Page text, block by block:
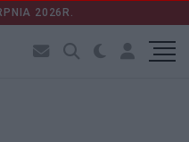
2026R.